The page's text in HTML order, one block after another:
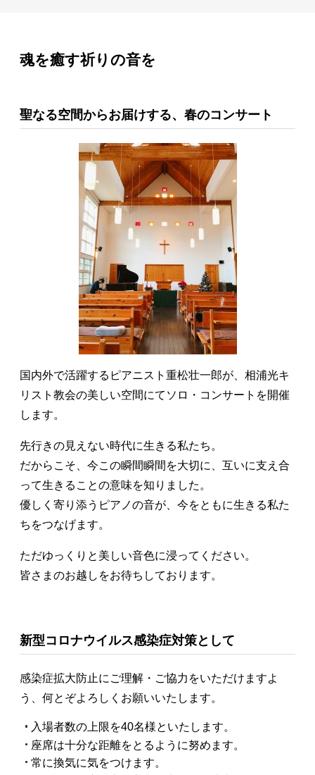
魂を癒す祈りの音を
聖なる空間からお届けする、春のコンサート
国内外で活躍するピアニスト重松壮一郎が、相浦光キ
リスト教会の美しい空間にてソロ・コンサートを開催
します。
先行きの見えない時代に生きる私たち。
だからこそ、今この瞬間瞬間を大切に、互いに支え合
って生きることの意味を知りました。
優しく寄り添うピアノの音が、今をともに生きる私た
ちをつなげます。
ただゆっくりと美しい音色に浸ってください。
皆さまのお越しをお待ちしております。
新型コロナウイルス感染症対策として
感染症拡大防止にご理解・ご協力をいただけますよ
う、何とぞよろしくお願いいたします。
入場者数の上限を40名様といたします。
座席は十分な距離をとるように努めます。
常に換気に気をつけます。